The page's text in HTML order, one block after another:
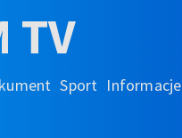
TV
Sport Informacje